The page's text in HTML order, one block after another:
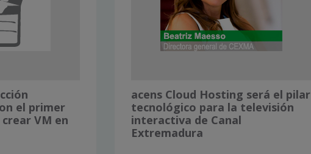
el primer
crear VM en
acens Cloud Hosting será el pilar
tecnológico para la televisión
interactiva de Canal
Extremadura